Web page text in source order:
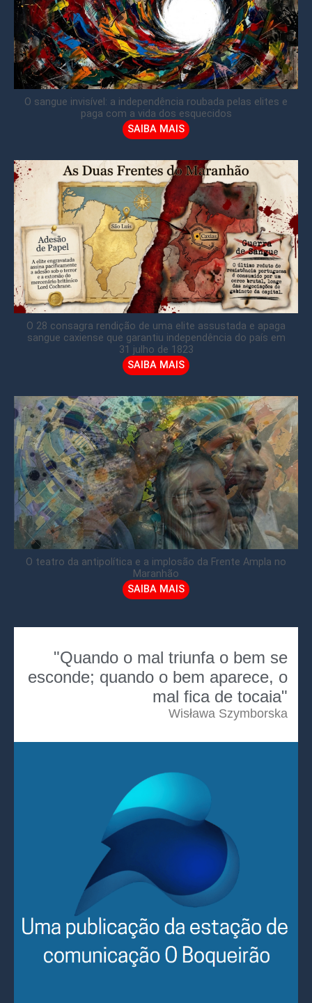
O sangue invisível: a independência roubada pelas elites e
paga com a vida dos esquecidos
SAIBA MAIS
O 28 consagra rendição de uma elite assustada e apaga
sangue caxiense que garantiu independência do país em
31 julho de 1823
SAIBA MAIS
O teatro da antipolítica e a implosão da Frente Ampla no
Maranhão
SAIBA MAIS
"Quando o mal triunfa o bem se
esconde; quando o bem aparece, o
mal fica de tocaia"
Wisława Szymborska